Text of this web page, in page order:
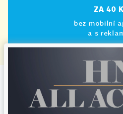
ZA 40
bez mobilní
a s
|